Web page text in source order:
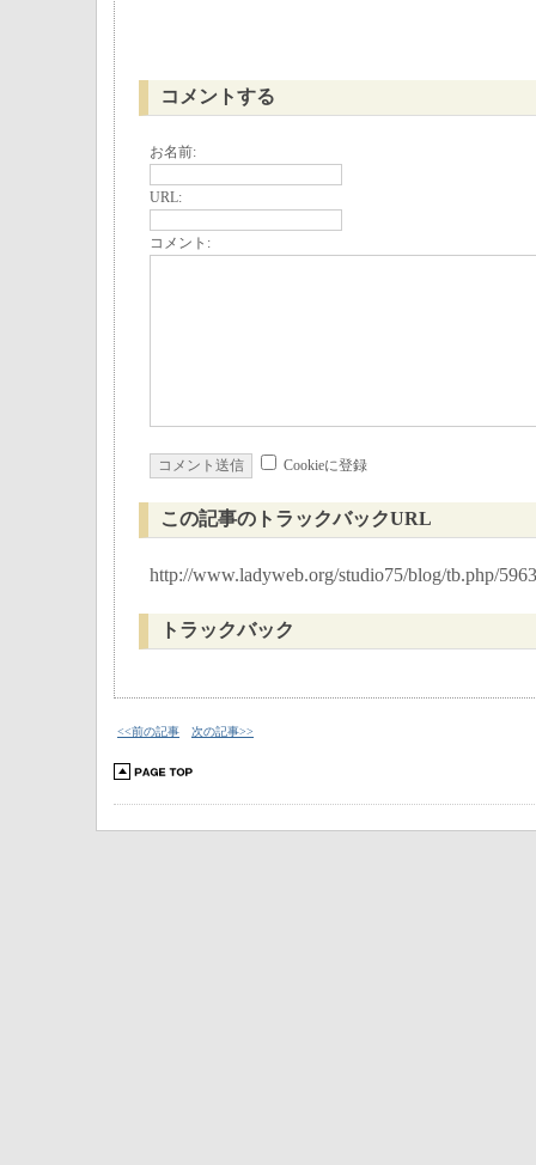
コメントする
お名前:
URL:
コメント:
Cookieに登録
この記事のトラックバックURL
http://www.ladyweb.org/studio75/blog/tb.php/5963
トラックバック
<<前の記事 次の記事>>